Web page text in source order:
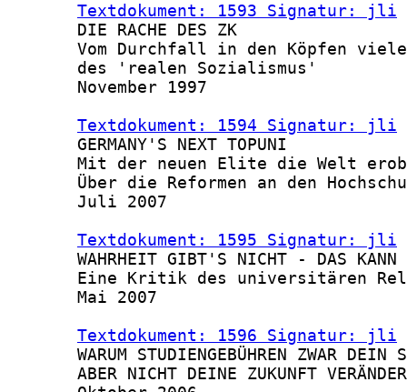
Textdokument: 1593 Signatur: jli
       DIE RACHE DES ZK
Vom Durchfall in den Köpfen
       des 'realen Sozialismus'
       November 1997
Textdokument: 1594 Signatur: jli
       GERMANY'S NEXT TOPUNI
Mit der neuen Elite die Welt
Über die Reformen an den
       Juli 2007
Textdokument: 1595 Signatur: jli
WAHRHEIT GIBT'S NICHT - DAS KANN
Eine Kritik des universitären
       Mai 2007
Textdokument: 1596 Signatur: jli
WARUM STUDIENGEBÜHREN ZWAR DEIN
ABER NICHT DEINE ZUKUNFT